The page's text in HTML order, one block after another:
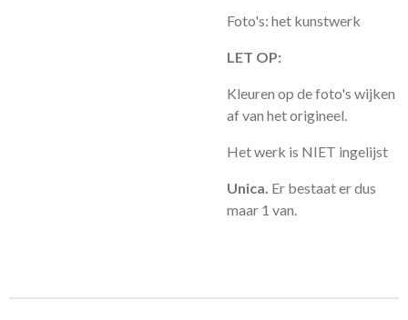
Foto's: het kunstwerk
LET OP:
Kleuren op de foto's wijken
af van het origineel.
Het werk is NIET ingelijst
Unica. Er bestaat er dus
maar 1 van.